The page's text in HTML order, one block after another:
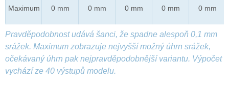
Maximum 0 mm 0 mm 0 mm 0 mm 0 mm
Pravděpodobnost udává šanci, že spadne alespoň 0,1 mm
srážek. Maximum zobrazuje nejvyšší možný úhrn srážek,
očekávaný úhrn pak nejpravděpodobnější variantu. Výpočet
vychází ze 40 výstupů modelu.